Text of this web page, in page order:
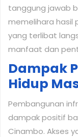
tanggung jawab
memelihara hasil
yang terlibat
manfaat dan
Dampak
Hidup
Pembangunan
dampak positif
Cinambo. Akses